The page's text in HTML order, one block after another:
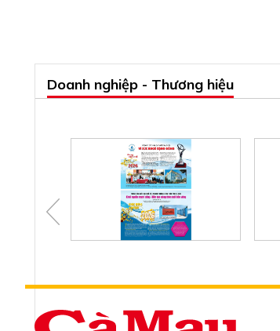
Doanh nghiệp - Thương hiệu